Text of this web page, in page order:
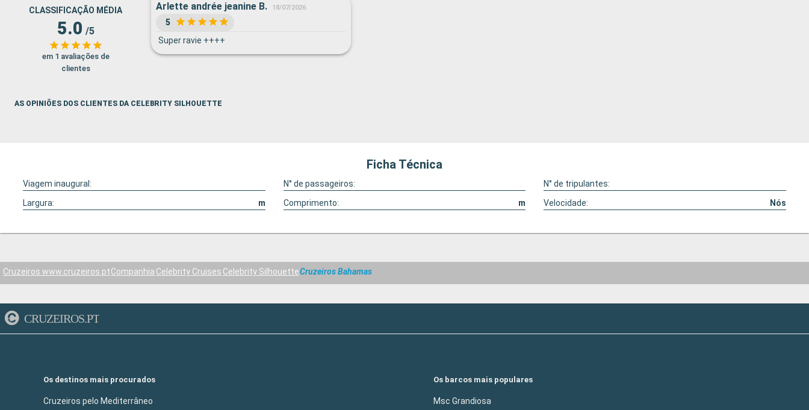
CLASSIFICAÇÃO MÉDIA
5.0 /5
em 1 avaliações de
clientes
Arlette andrée jeanine B. 18/07/2026
5
Super ravie ++++
AS OPINIÕES DOS CLIENTES DA CELEBRITY SILHOUETTE
Ficha Técnica
Viagem inaugural: N° de passageiros:
N° de tripulantes:
Largura:
m Comprimento: m Velocidade: Nós
Cruzeiros www.cruzeiros.ptCompanhia Celebrity Cruises Celebrity SilhouetteCruzeiros Bahamas
CRUZEIROS.PT
Os destinos mais procurados
Cruzeiros pelo Mediterrâneo
Os barcos mais populares
Msc Grandiosa